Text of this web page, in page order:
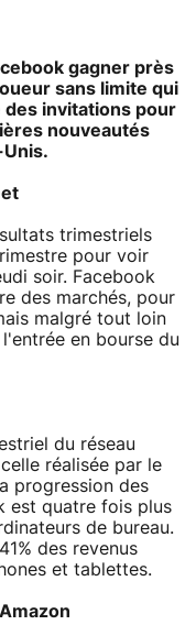
gagner près
sans limite qui
des invitations pour
nouveautés
trimestriels
pour voir
soir. Facebook
des marchés, pour
malgré tout loin
en bourse du
du réseau
réalisée par le
progression des
est quatre fois plus
de bureau.
des revenus
et tablettes.